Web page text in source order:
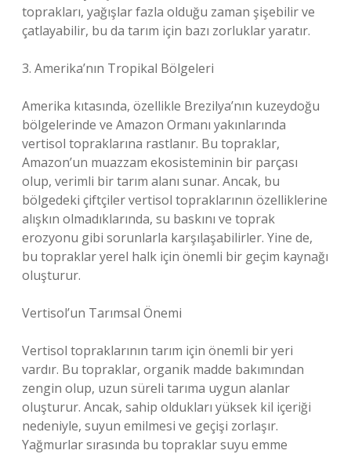
toprakları, yağışlar fazla olduğu zaman şişebilir ve
çatlayabilir, bu da tarım için bazı zorluklar yaratır.
3. Amerika’nın Tropikal Bölgeleri
Amerika kıtasında, özellikle Brezilya’nın kuzeydoğu
bölgelerinde ve Amazon Ormanı yakınlarında
vertisol topraklarına rastlanır. Bu topraklar,
Amazon’un muazzam ekosisteminin bir parçası
olup, verimli bir tarım alanı sunar. Ancak, bu
bölgedeki çiftçiler vertisol topraklarının özelliklerine
alışkın olmadıklarında, su baskını ve toprak
erozyonu gibi sorunlarla karşılaşabilirler. Yine de,
bu topraklar yerel halk için önemli bir geçim kaynağı
oluşturur.
Vertisol’un Tarımsal Önemi
Vertisol topraklarının tarım için önemli bir yeri
vardır. Bu topraklar, organik madde bakımından
zengin olup, uzun süreli tarıma uygun alanlar
oluşturur. Ancak, sahip oldukları yüksek kil içeriği
nedeniyle, suyun emilmesi ve geçişi zorlaşır.
Yağmurlar sırasında bu topraklar suyu emme